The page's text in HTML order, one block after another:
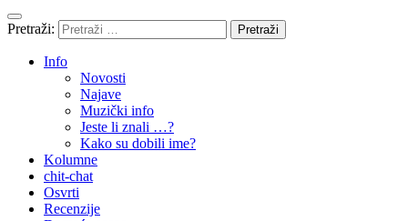
1960 – 1970
1950 – 1960
Autori
Pretraži:
Info
Novosti
Najave
Muzički info
Jeste li znali …?
Kako su dobili ime?
Kolumne
chit-chat
Osvrti
Recenzije